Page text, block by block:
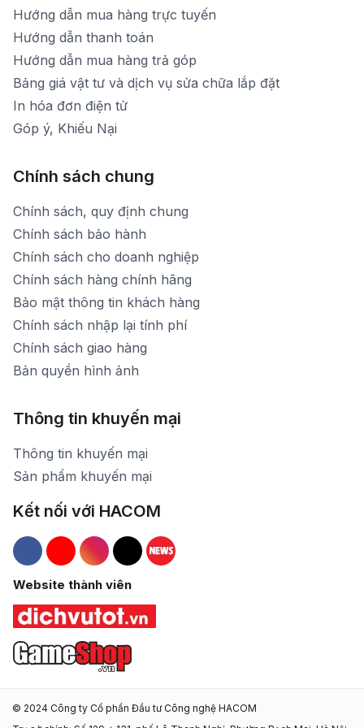
Hướng dẫn mua hàng trực tuyến
Hướng dẫn thanh toán
Hướng dẫn mua hàng trả góp
Bảng giá vật tư và dịch vụ sửa chữa lắp đặt
In hóa đơn điện tử
Góp ý, Khiếu Nại
Chính sách chung
Chính sách, quy định chung
Chính sách bảo hành
Chính sách cho doanh nghiệp
Chính sách hàng chính hãng
Bảo mật thông tin khách hàng
Chính sách nhập lại tính phí
Chính sách giao hàng
Bản quyền hình ảnh
Thông tin khuyến mại
Thông tin khuyến mại
Sản phẩm khuyến mại
Kết nối với HACOM
Hacom Facebook
Hacom YouTube
Hacom Instagram
Hacom TikTok
Website thành viên
© 2024 Công ty Cổ phần Đầu tư Công nghệ HACOM